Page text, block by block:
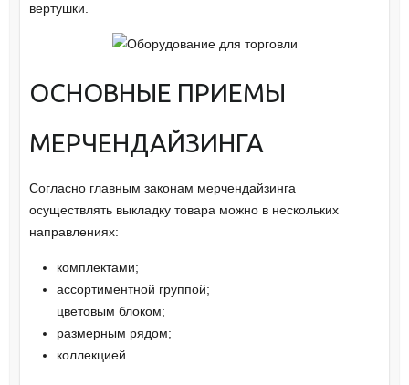
вертушки.
ОСНОВНЫЕ ПРИЕМЫ
МЕРЧЕНДАЙЗИНГА
Согласно главным законам мерчендайзинга
осуществлять выкладку товара можно в нескольких
направлениях:
комплектами;
ассортиментной группой;
цветовым блоком;
размерным рядом;
коллекцией.